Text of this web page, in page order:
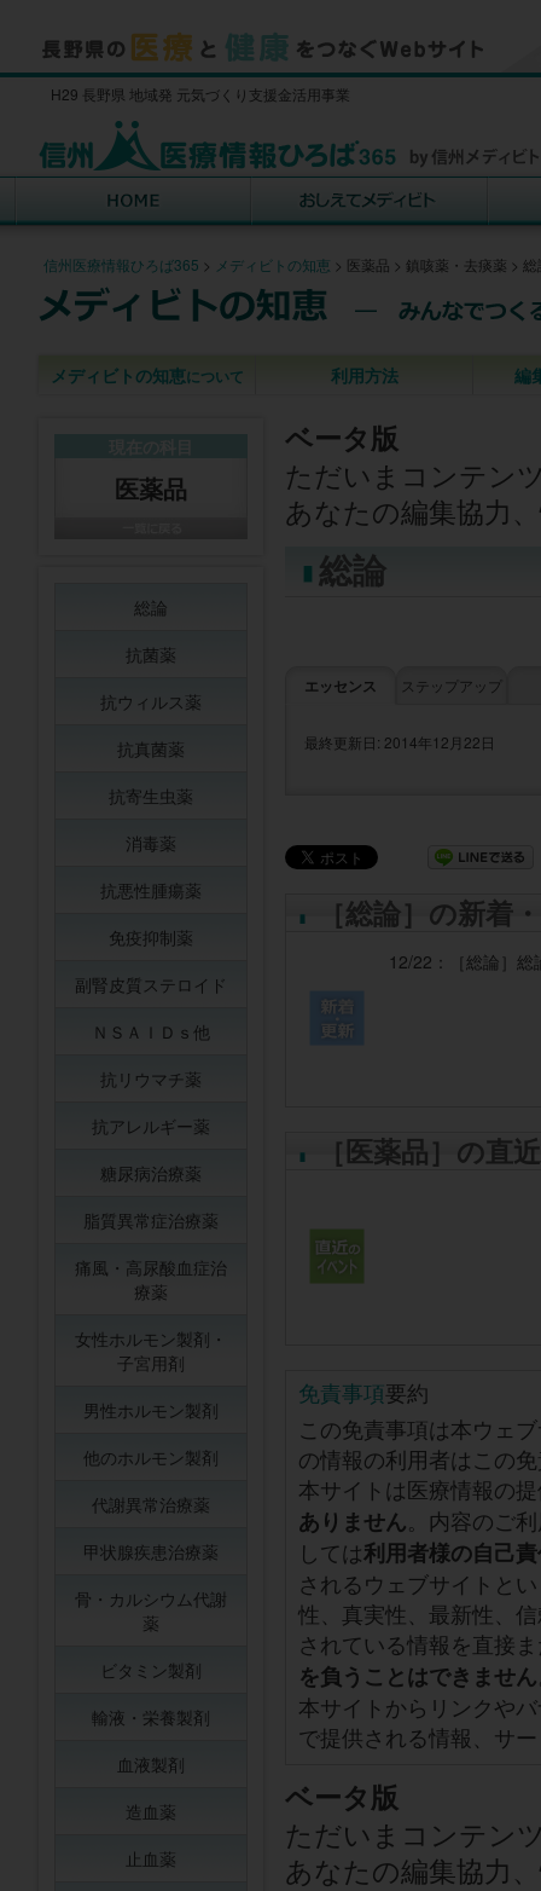
H29 長野県 地域発 元気づくり支援金活用事業
信州医療情報ひろば365 > メディビトの知恵 > 医薬品 > 鎮咳薬・去痰薬 > 総
メディビトの知恵について 利用方法 編
ベータ版
ただいまコンテン
あなたの編集協力
総論
エッセンス ステップアップ
最終更新日: 2014年12月22日
［総論］の新着
12/22： ［総論］ 総
［医薬品］の直
免責事項要約
この免責事項は本ウェ
の情報の利用者はこの
本サイトは医療情報の
ありません。内容のご
しては利用者様の自己
されるウェブサイトと
性、真実性、最新性、
されている情報を直接
を負うことはできません
本サイトからリンクや
で提供される情報、サ
ベータ版
ただいまコンテン
あなたの編集協力
医薬品
総論
抗菌薬
抗ウィルス薬
抗真菌薬
抗寄生虫薬
消毒薬
抗悪性腫瘍薬
免疫抑制薬
副腎皮質ステロイド
ＮＳＡＩＤｓ他
抗リウマチ薬
抗アレルギー薬
糖尿病治療薬
脂質異常症治療薬
痛風・高尿酸血症治
療薬
女性ホルモン製剤・
子宮用剤
男性ホルモン製剤
他のホルモン製剤
代謝異常治療薬
甲状腺疾患治療薬
骨・カルシウム代謝
薬
ビタミン製剤
輸液・栄養製剤
血液製剤
造血薬
止血薬